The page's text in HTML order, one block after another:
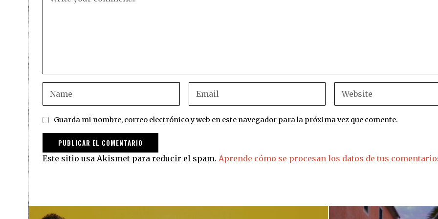
Guarda mi nombre, correo electrónico y web en este navegador para la próxima vez que comente.
Este sitio usa Akismet para reducir el spam. Aprende cómo se procesan los datos de tus